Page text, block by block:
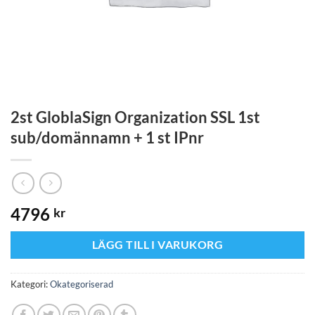
2st GloblaSign Organization SSL 1st
sub/domännamn + 1 st IPnr
4796 kr
LÄGG TILL I VARUKORG
Kategori:Okategoriserad